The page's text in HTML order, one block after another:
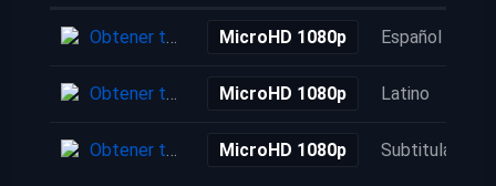
Obtener torrent MicroHD 1080p Español
Obtener torrent MicroHD 1080p Latino
Obtener torrent MicroHD 1080p Subtitulada